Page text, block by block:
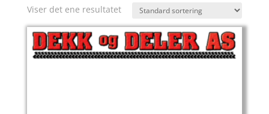
Viser det ene resultatet